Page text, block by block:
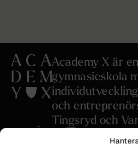
Academy X är en
gymnasieskola
och
Tingsryd och
ANSÖKAN